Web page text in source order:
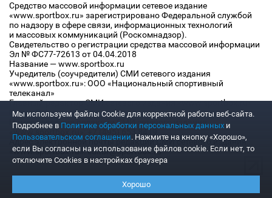
Средство массовой информации сетевое издание
«www.sportbox.ru» зарегистрировано Федеральной службой
по надзору в сфере связи, информационных технологий
и массовых коммуникаций (Роскомнадзор).
Свидетельство о регистрации средства массовой информации
Эл № ФС77-72613 от 04.04.2018
Название — www.sportbox.ru
Учредитель (соучредители) СМИ сетевого издания
«www.sportbox.ru»: ООО «Национальный спортивный
телеканал»
Главный редактор СМИ сетевого издания «www.sportbox.ru»:
Конов В.А.
Номер телефона редакции СМИ сетевого издания
«www.sportbox.ru»: +7 (495) 653 8419
Адрес электронной почты редакции СМИ сетевого издания
«www.sportbox.ru»: editor@sportbox.ru
Мы используем файлы Сookie для корректной работы веб-сайта.
Подробнее в Политике обработки персональных данных и
Пользовательском соглашении. Нажмите на кнопку «Хорошо»,
если Вы согласны на использование файлов cookie. Если нет, то
отключите Cookies в настройках браузера
Хорошо